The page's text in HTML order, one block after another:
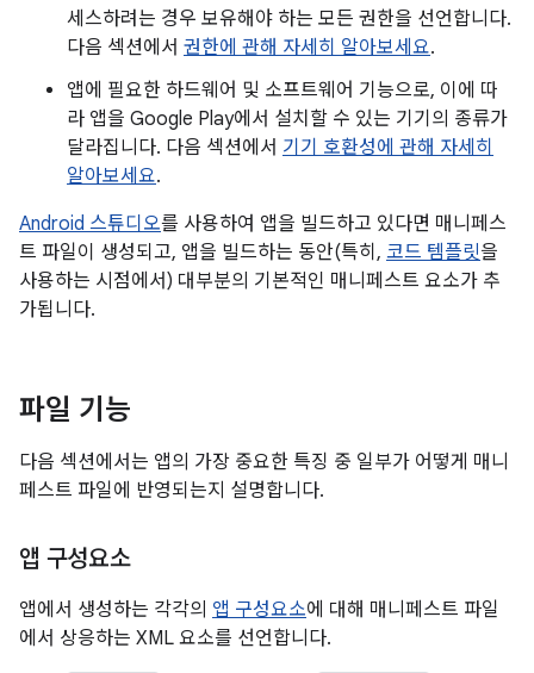
세스하려는 경우 보유해야 하는 모든 권한을 선언합니다.
다음 섹션에서 권한에 관해 자세히 알아보세요.
앱에 필요한 하드웨어 및 소프트웨어 기능으로, 이에 따
라 앱을 Google Play에서 설치할 수 있는 기기의 종류가
달라집니다. 다음 섹션에서 기기 호환성에 관해 자세히
알아보세요.
Android 스튜디오를 사용하여 앱을 빌드하고 있다면 매니페스
트 파일이 생성되고, 앱을 빌드하는 동안(특히, 코드 템플릿을
사용하는 시점에서) 대부분의 기본적인 매니페스트 요소가 추
가됩니다.
파일 기능
다음 섹션에서는 앱의 가장 중요한 특징 중 일부가 어떻게 매니
페스트 파일에 반영되는지 설명합니다.
앱 구성요소
앱에서 생성하는 각각의 앱 구성요소에 대해 매니페스트 파일
에서 상응하는 XML 요소를 선언합니다.